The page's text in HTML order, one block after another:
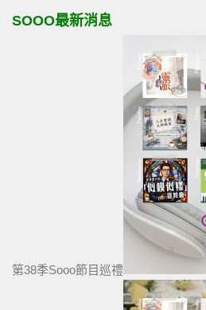
SOOO最新消息
第38季Sooo節目巡禮